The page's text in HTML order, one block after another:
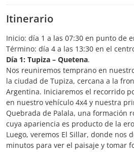
Itinerario
Inicio: día 1 a las 07:30 en punto de
Término: día 4 a las 13:30 en el
Día 1: Tupiza – Quetena.
Nos reuniremos temprano en
la ciudad de Tupiza, cercana a la
Argentina. Iniciaremos el recorrido
en nuestro vehículo 4x4 y nuestra
Quebrada de Palala, una formación
cuya apariencia es producto de la
Luego, veremos El Sillar, donde nos
minutos para ver el paisaje y tomar